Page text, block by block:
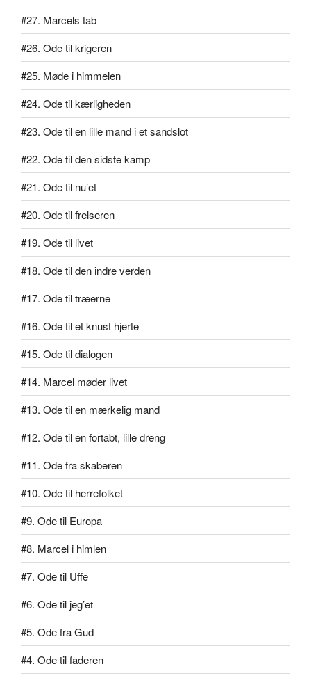
#27. Marcels tab
#26. Ode til krigeren
#25. Møde i himmelen
#24. Ode til kærligheden
#23. Ode til en lille mand i et sandslot
#22. Ode til den sidste kamp
#21. Ode til nu’et
#20. Ode til frelseren
#19. Ode til livet
#18. Ode til den indre verden
#17. Ode til træerne
#16. Ode til et knust hjerte
#15. Ode til dialogen
#14. Marcel møder livet
#13. Ode til en mærkelig mand
#12. Ode til en fortabt, lille dreng
#11. Ode fra skaberen
#10. Ode til herrefolket
#9. Ode til Europa
#8. Marcel i himlen
#7. Ode til Uffe
#6. Ode til jeg’et
#5. Ode fra Gud
#4. Ode til faderen